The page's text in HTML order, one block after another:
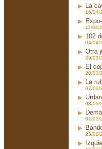
La
16/04/
11/04/
102
04/04/
Otra
29/03/
El
20/03/
La
07/03/
03/03/
01/03/
23/02/